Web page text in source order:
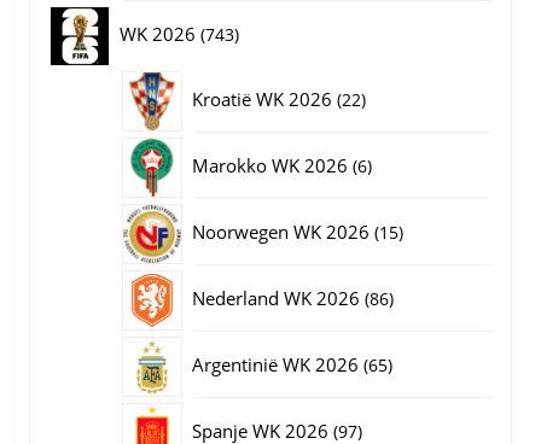
WK 2026 743743
Kroatië WK 2026 2222
Marokko WK 2026 66
Noorwegen WK 2026 1515
Nederland WK 2026 8686
Argentinië WK 2026 6565
Spanje WK 2026 9797